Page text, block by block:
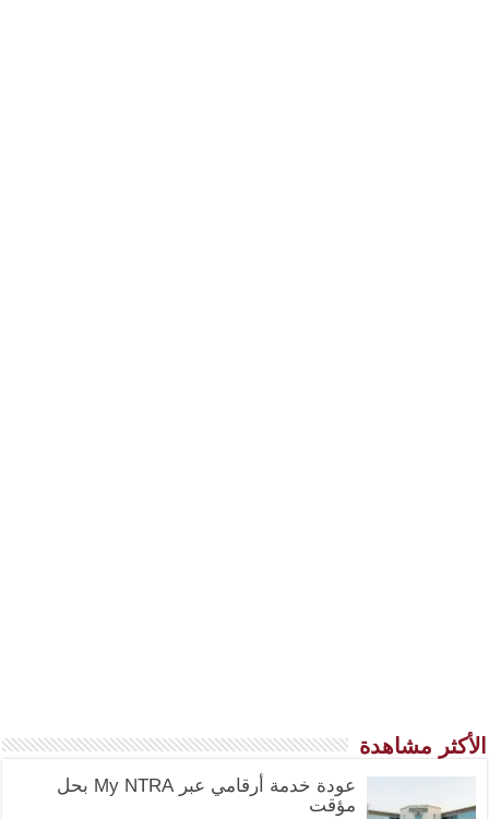
الأكثر مشاهدة
عودة خدمة أرقامي عبر My NTRA بحل
مؤقت